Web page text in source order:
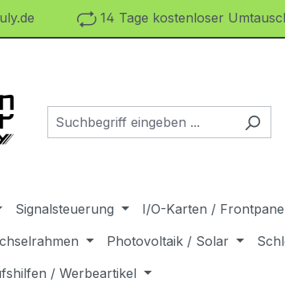
14 Tage kostenloser
Signalsteuerung I/O-Karten /
Photovoltaik / Solar
/ Werbeartikel